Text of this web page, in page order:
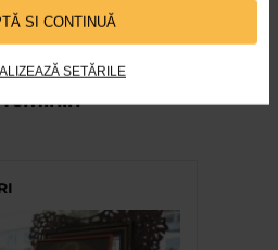
SI CONTINUĂ
SETĂRILE
feminin